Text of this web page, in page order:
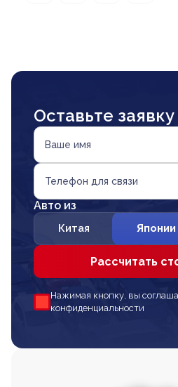
Оставьте заявку
Ваше имя
Телефон для связи
Авто из
Китая Японии
Рассчитать
Нажимая кнопку, вы
конфиденциальности